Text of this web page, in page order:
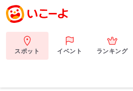
スポット イベント ランキング